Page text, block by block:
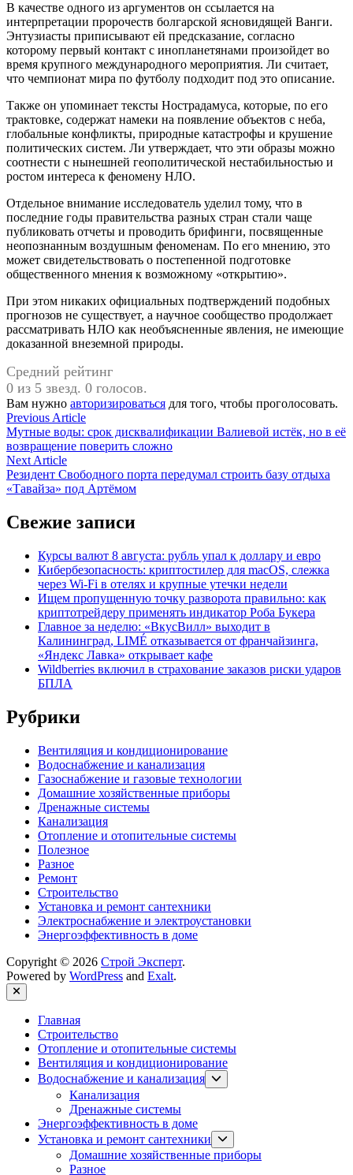
В качестве одного из аргументов он ссылается на
интерпретации пророчеств болгарской ясновидящей Ванги.
Энтузиасты приписывают ей предсказание, согласно
которому первый контакт с инопланетянами произойдет во
время крупного международного мероприятия. Ли считает,
что чемпионат мира по футболу подходит под это описание.
Также он упоминает тексты Нострадамуса, которые, по его
трактовке, содержат намеки на появление объектов с неба,
глобальные конфликты, природные катастрофы и крушение
политических систем. Ли утверждает, что эти образы можно
соотнести с нынешней геополитической нестабильностью и
ростом интереса к феномену НЛО.
Отдельное внимание исследователь уделил тому, что в
последние годы правительства разных стран стали чаще
публиковать отчеты и проводить брифинги, посвященные
неопознанным воздушным феноменам. По его мнению, это
может свидетельствовать о постепенной подготовке
общественного мнения к возможному «открытию».
При этом никаких официальных подтверждений подобных
прогнозов не существует, а научное сообщество продолжает
рассматривать НЛО как необъясненные явления, не имеющие
доказанной внеземной природы.
Средний рейтинг
0 из 5 звезд. 0 голосов.
Вам нужно авторизироваться для того, чтобы проголосовать.
Навигация
по
записям
Previous ArticlePrevious
article:
Мутные воды: срок дисквалификации Валиевой истёк, но в её
возвращение поверить сложно
Next ArticleNext
article:
Резидент Свободного порта передумал строить базу отдыха
«Тавайза» под Артёмом
Свежие записи
Курсы валют 8 августа: рубль упал к доллару и евро
Кибербезопасность: криптостилер для macOS, слежка
через Wi-Fi в отелях и крупные утечки недели
Ищем пропущенную точку разворота правильно: как
криптотрейдеру применять индикатор Роба Букера
Главное за неделю: «ВкусВилл» выходит в
Калининград, LIMÉ отказывается от франчайзинга,
«Яндекс Лавка» открывает кафе
Wildberries включил в страхование заказов риски ударов
БПЛА
Рубрики
Вентиляция и кондиционирование
Водоснабжение и канализация
Газоснабжение и газовые технологии
Домашние хозяйственные приборы
Дренажные системы
Канализация
Отопление и отопительные системы
Полезное
Разное
Ремонт
Строительство
Установка и ремонт сантехники
Электроснабжение и электроустановки
Энергоэффективность в доме
Copyright © 2026 Строй Эксперт.
Powered by WordPress and Exalt.
Close
Главная
Строительство
Отопление и отопительные системы
Вентиляция и кондиционирование
Водоснабжение и канализация
Show
sub
Канализация
Дренажные системы
Энергоэффективность в доме
Установка и ремонт сантехники
sub
menu
Домашние хозяйственные приборы
Разное